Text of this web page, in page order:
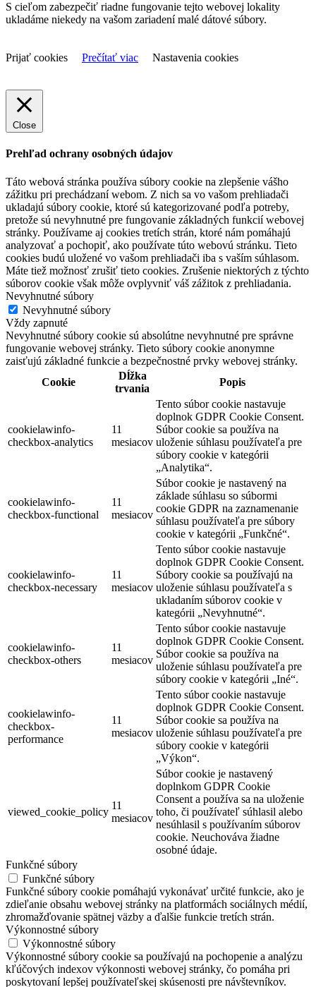
S cieľom zabezpečiť riadne fungovanie tejto webovej lokality
ukladáme niekedy na vašom zariadení malé dátové súbory.
Prijať cookies Prečítať viac Nastavenia cookies
Close
Prehľad ochrany osobných údajov
Táto webová stránka používa súbory cookie na zlepšenie vášho
zážitku pri prechádzaní webom. Z nich sa vo vašom prehliadači
ukladajú súbory cookie, ktoré sú kategorizované podľa potreby,
pretože sú nevyhnutné pre fungovanie základných funkcií webovej
stránky. Používame aj cookies tretích strán, ktoré nám pomáhajú
analyzovať a pochopiť, ako používate túto webovú stránku. Tieto
cookies budú uložené vo vašom prehliadači iba s vaším súhlasom.
Máte tiež možnosť zrušiť tieto cookies. Zrušenie niektorých z týchto
súborov cookie však môže ovplyvniť váš zážitok z prehliadania.
Nevyhnutné súbory
Nevyhnutné súbory
Vždy zapnuté
Nevyhnutné súbory cookie sú absolútne nevyhnutné pre správne
fungovanie webovej stránky. Tieto súbory cookie anonymne
zaisťujú základné funkcie a bezpečnostné prvky webovej stránky.
Cookie
Dĺžka
trvania
Popis
cookielawinfo-
checkbox-analytics
11
mesiacov
Tento súbor cookie nastavuje
doplnok GDPR Cookie Consent.
Súbor cookie sa používa na
uloženie súhlasu používateľa pre
súbory cookie v kategórii
„Analytika“.
cookielawinfo-
checkbox-functional
11
mesiacov
Súbor cookie je nastavený na
základe súhlasu so súbormi
cookie GDPR na zaznamenanie
súhlasu používateľa pre súbory
cookie v kategórii „Funkčné“.
cookielawinfo-
checkbox-necessary
11
mesiacov
Tento súbor cookie nastavuje
doplnok GDPR Cookie Consent.
Súbory cookie sa používajú na
uloženie súhlasu používateľa s
ukladaním súborov cookie v
kategórii „Nevyhnutné“.
cookielawinfo-
checkbox-others
11
mesiacov
Tento súbor cookie nastavuje
doplnok GDPR Cookie Consent.
Súbor cookie sa používa na
uloženie súhlasu používateľa pre
súbory cookie v kategórii „Iné“.
cookielawinfo-
checkbox-
performance
11
mesiacov
Tento súbor cookie nastavuje
doplnok GDPR Cookie Consent.
Súbor cookie sa používa na
uloženie súhlasu používateľa pre
súbory cookie v kategórii
„Výkon“.
viewed_cookie_policy
11
mesiacov
Súbor cookie je nastavený
doplnkom GDPR Cookie
Consent a používa sa na uloženie
toho, či používateľ súhlasil alebo
nesúhlasil s používaním súborov
cookie. Neuchováva žiadne
osobné údaje.
Funkčné súbory
Funkčné súbory
Funkčné súbory cookie pomáhajú vykonávať určité funkcie, ako je
zdieľanie obsahu webovej stránky na platformách sociálnych médií,
zhromažďovanie spätnej väzby a ďalšie funkcie tretích strán.
Výkonnostné súbory
Výkonnostné súbory
Výkonnostné súbory cookie sa používajú na pochopenie a analýzu
kľúčových indexov výkonnosti webovej stránky, čo pomáha pri
poskytovaní lepšej používateľskej skúsenosti pre návštevníkov.